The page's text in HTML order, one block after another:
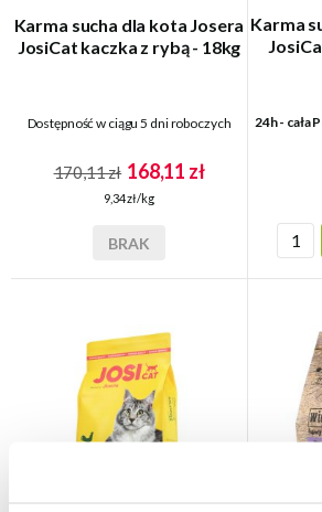
Karma sucha dla kota Josera
JosiCat kaczka z rybą - 18kg
Dostępność w ciągu 5 dni roboczych
170,11 zł 168,11 zł
9,34 zł/kg
BRAK
Karma
24h - cała